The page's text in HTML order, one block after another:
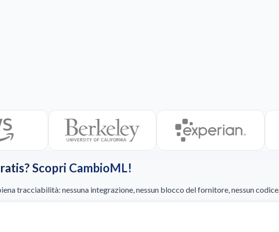
Scopri CambioML!
tracciabilità: nessuna integrazione, nessun blocco del fornitore, nessun codice.